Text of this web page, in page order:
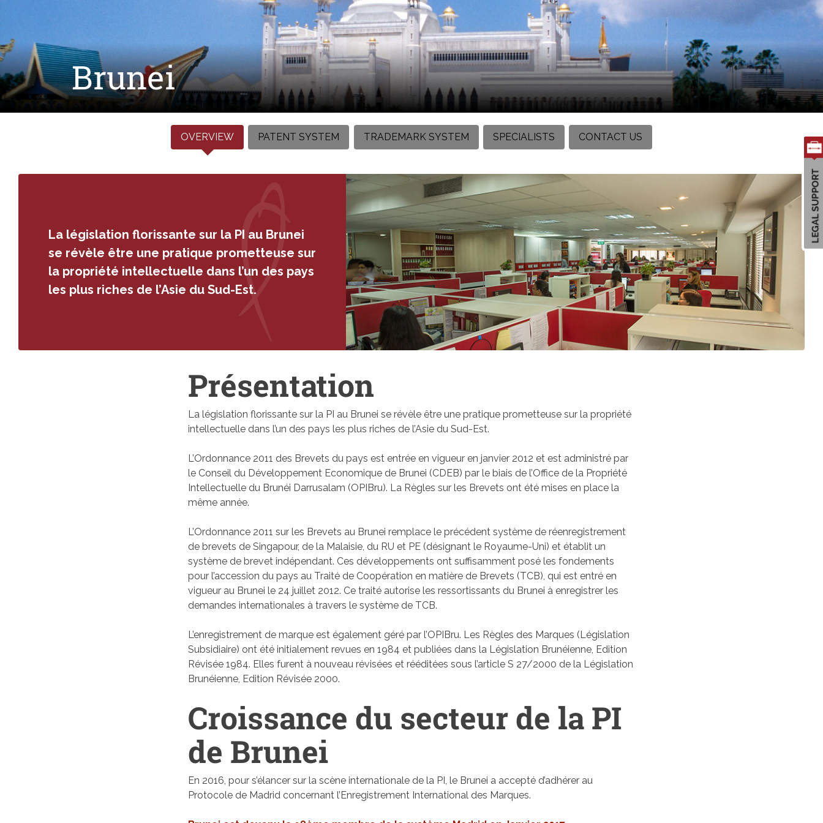
Brunei
OVERVIEW PATENT SYSTEM TRADEMARK SYSTEM SPECIALISTS CONTACT US
La législation florissante sur la PI au Brunei
se révèle être une pratique prometteuse sur
la propriété intellectuelle dans l’un des pays
les plus riches de l’Asie du Sud-Est.
Présentation
La législation florissante sur la PI au Brunei se révèle être une pratique prometteuse sur la propriété
intellectuelle dans l’un des pays les plus riches de l’Asie du Sud-Est.
L’Ordonnance 2011 des Brevets du pays est entrée en vigueur en janvier 2012 et est administré par
le Conseil du Développement Economique de Brunei (CDEB) par le biais de l’Office de la Propriété
Intellectuelle du Brunéi Darrusalam (OPIBru). La Règles sur les Brevets ont été mises en place la
même année.
L’Ordonnance 2011 sur les Brevets au Brunei remplace le précédent système de réenregistrement
de brevets de Singapour, de la Malaisie, du RU et PE (désignant le Royaume-Uni) et établit un
système de brevet indépendant. Ces développements ont suffisamment posé les fondements
pour l’accession du pays au Traité de Coopération en matière de Brevets (TCB), qui est entré en
vigueur au Brunei le 24 juillet 2012. Ce traité autorise les ressortissants du Brunei à enregistrer les
demandes internationales à travers le système de TCB.
L’enregistrement de marque est également géré par l’OPIBru. Les Règles des Marques (Législation
Subsidiaire) ont été initialement revues en 1984 et publiées dans la Législation Brunéienne, Edition
Révisée 1984. Elles furent à nouveau révisées et rééditées sous l’article S 27/2000 de la Législation
Brunéienne, Edition Révisée 2000.
Croissance du secteur de la PI
de Brunei
En 2016, pour s’élancer sur la scène internationale de la PI, le Brunei a accepté d’adhérer au
Protocole de Madrid concernant l’Enregistrement International des Marques.